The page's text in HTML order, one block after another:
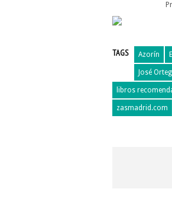
TAGS Azorín
José
libros
zasmadrid.com